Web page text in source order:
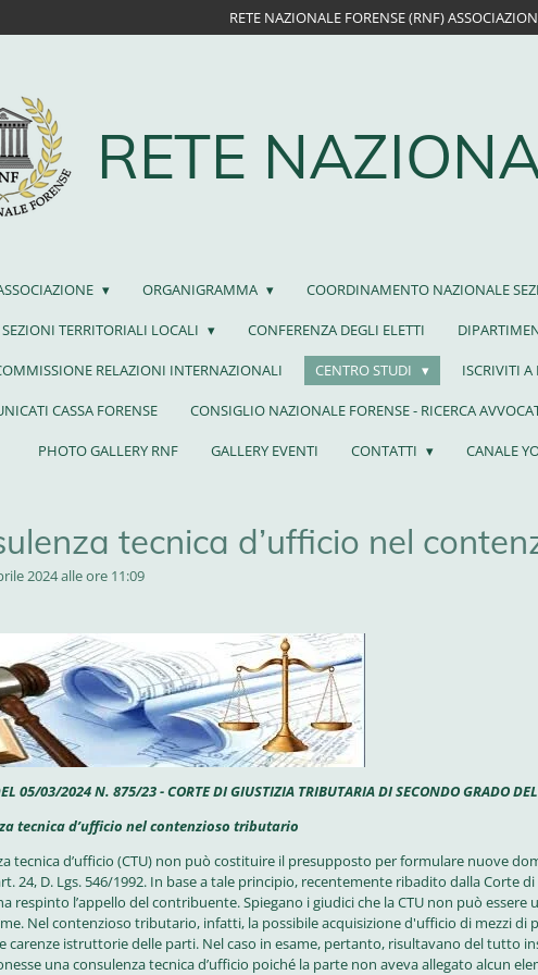
RETE NAZIONALE FORENSE (RNF)
RETE
ORGANIGRAMMA COORDINAMENTO NAZIONALE
SEZIONI TERRITORIALI LOCALI CONFERENZA DEGLI ELETTI
RELAZIONI INTERNAZIONALI CENTRO STUDI ISCRIVITI A
CASSA FORENSE CONSIGLIO NAZIONALE FORENSE - RICERCA
PHOTO GALLERY RNF GALLERY EVENTI CONTATTI CANALE
tecnica d’ufficio nel
2024 alle ore 11:09
05/03/2024 N. 875/23 - CORTE DI GIUSTIZIA TRIBUTARIA DI SECONDO GRADO
tecnica d’ufficio nel contenzioso tributario
tecnica d’ufficio (CTU) non può costituire il presupposto per formulare nuove
24, D. Lgs. 546/1992. In base a tale principio, recentemente ribadito dalla Corte
respinto l’appello del contribuente. Spiegano i giudici che la CTU non può
Nel contenzioso tributario, infatti, la possibile acquisizione d'ufficio di mezzi di
carenze istruttorie delle parti. Nel caso in esame, pertanto, risultavano del tutto
una consulenza tecnica d’ufficio poiché la parte non aveva allegato alcun